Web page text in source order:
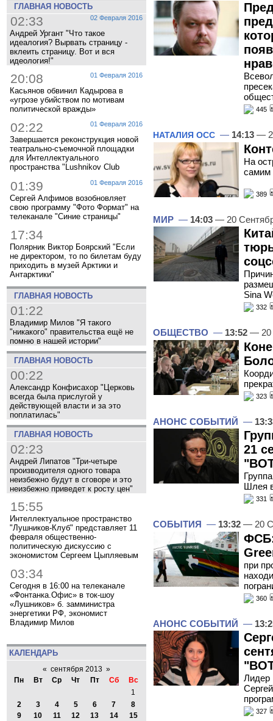
ГЛАВНАЯ НОВОСТЬ
02 Февраля 2016
02:33
Андрей Ургант "Что такое
идеалогия? Вырвать страницу -
вклеить страницу. Вот и вся
идеология!"
01 Февраля 2016
20:08
Касьянов обвинил Кадырова в
«угрозе убийством по мотивам
политической вражды»
01 Февраля 2016
02:22
Завершается реконструкция новой
театрально-съемочной площадки
для Интеллектуального
пространства "Lushnikov Club
01 Февраля 2016
01:39
Сергей Алфимов возобновляет
свою программу "Фото Формат" на
телеканале "Синие страницы"
17:34
Полярник Виктор Боярский "Если
не директором, то по билетам буду
приходить в музей Арктики и
Антарктики"
ГЛАВНАЯ НОВОСТЬ
01:22
Владимир Милов "Я такого
"никакого" правительства ещё не
помню в нашей истории"
ГЛАВНАЯ НОВОСТЬ
00:22
Александр Конфисахор "Церковь
всегда была прислугой у
действующей власти и за это
поплатилась"
ГЛАВНАЯ НОВОСТЬ
02:23
Андрей Липатов "Три-четыре
производителя одного товара
неизбежно будут в сговоре и это
неизбежно приведет к росту цен"
15:55
Интеллектуальное пространство
"Лушников-Клуб" представляет 11
февраля общественно-
политическую дискуссию с
экономистом Сергеем Цыпляевым
03:34
Сегодня в 16:00 на телеканале
«Фонтанка.Офис» в ток-шоу
«Лушников» б. замминистра
энергетики РФ, экономист
Владимир Милов
КАЛЕНДАРЬ
« сентября 2013 »
Пн
Вт Ср Чт Пт Сб
Вс
1
2
3 4 5 6 7
8
9
10 11 12 13 14
15
445
НАТАЛИЯ ОСС — 14:13 —
На
самим
389
МИР — 14:03 — 20
Sina
332
ОБЩЕСТВО — 13:52 — 20
323
АНОНС СОБЫТИЙ —
21
Шлея
331
СОБЫТИЯ — 13:32 — 20
ФСБ:
при
360
АНОНС СОБЫТИЙ —
Лидер
327